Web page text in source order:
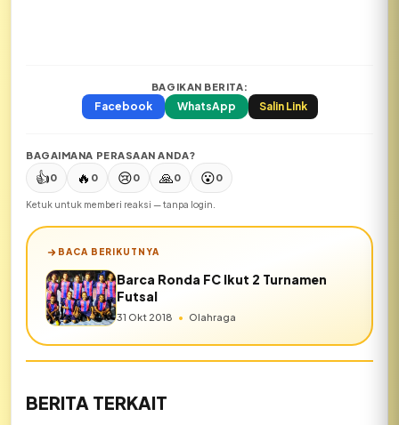
BAGIKAN BERITA:
Facebook WhatsApp Salin Link
BAGAIMANA PERASAAN ANDA?
👍0 🔥 0 😢0 🙏0 😮0
Ketuk untuk memberi reaksi — tanpa login.
BACA BERIKUTNYA
Barca Ronda FC Ikut 2 Turnamen
Futsal
31 Okt 2018 • Olahraga
BERITA TERKAIT